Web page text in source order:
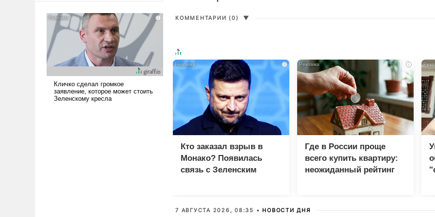
Сложившаяся ситуация
означает многолетний период
уязвимости США, например,
перед Китаем.
КОММЕНТАРИИ (0) ▼
i
Кто заказал взрыв в
Монако? Появилась
связь с Зеленским
i
Где в России проще
всего купить квартиру:
неожиданный рейтинг
7 АВГУСТА 2026, 08:35 • НОВОСТИ ДНЯ